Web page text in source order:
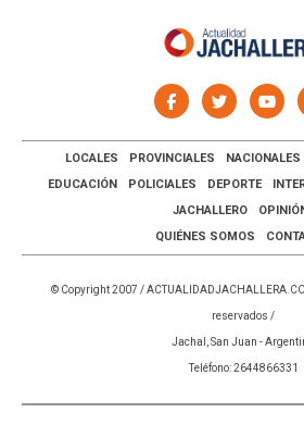
LOCALES PROVINCIALES NACIONALES
EDUCACIÓN
POLICIALES DEPORTE
JACHALLERO
QUIÉNES SOMOS
© Copyright 2007 /
reservados /
Jachal, San Juan -
Teléfono: 2644866331